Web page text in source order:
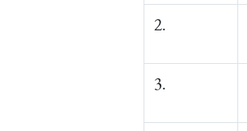
2.
3.